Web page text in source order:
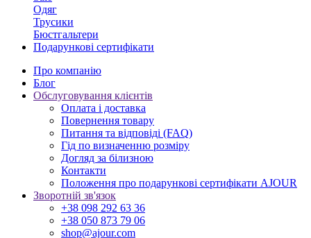
Одяг
Трусики
Бюстгальтери
Подарункові сертифікати
Про компанію
Блог
Обслуговування клієнтів
Оплата і доставка
Повернення товару
Питання та відповіді (FAQ)
Гід по визначенню розміру
Догляд за білизною
Контакти
Положення про подарункові сертифікати AJOUR
Зворотній зв'язок
+38 098 292 63 36
+38 050 873 79 06
shop@ajour.com